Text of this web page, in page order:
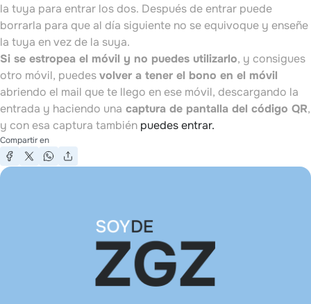
la tuya para entrar los dos. Después de entrar puede
borrarla para que al día siguiente no se equivoque y enseñe
la tuya en vez de la suya.
Si se estropea el móvil y no puedes utilizarlo, y consigues
otro móvil, puedesvolver a tener el bono en el móvil
abriendo el mail que te llego en ese móvil, descargando la
entrada y haciendo una captura de pantalla del código QR,
y con esa captura también puedes entrar.
Compartir en